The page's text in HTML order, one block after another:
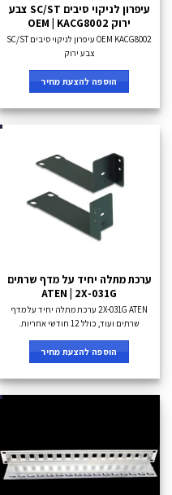
עיפרון לניקוי סיבים SC/ST צבע
ירוק OEM | KACG8002
OEM KACG8002 עיפרון לניקוי סיבים SC/ST
צבע ירוק
הוספה להצעת מחיר
ערכת מתלה יחיד על מדף שרתים
ATEN | 2X-031G
2X-031G ATEN ערכת מתלה יחיד על מדף
שרתים ועוד, כולל 12 חודשי אחריות.
הוספה להצעת מחיר